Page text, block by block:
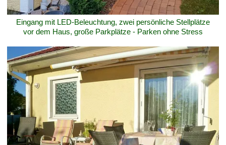
Eingang mit LED-Beleuchtung, zwei persönliche Stellplätze
vor dem Haus, große Parkplätze - Parken ohne Stress